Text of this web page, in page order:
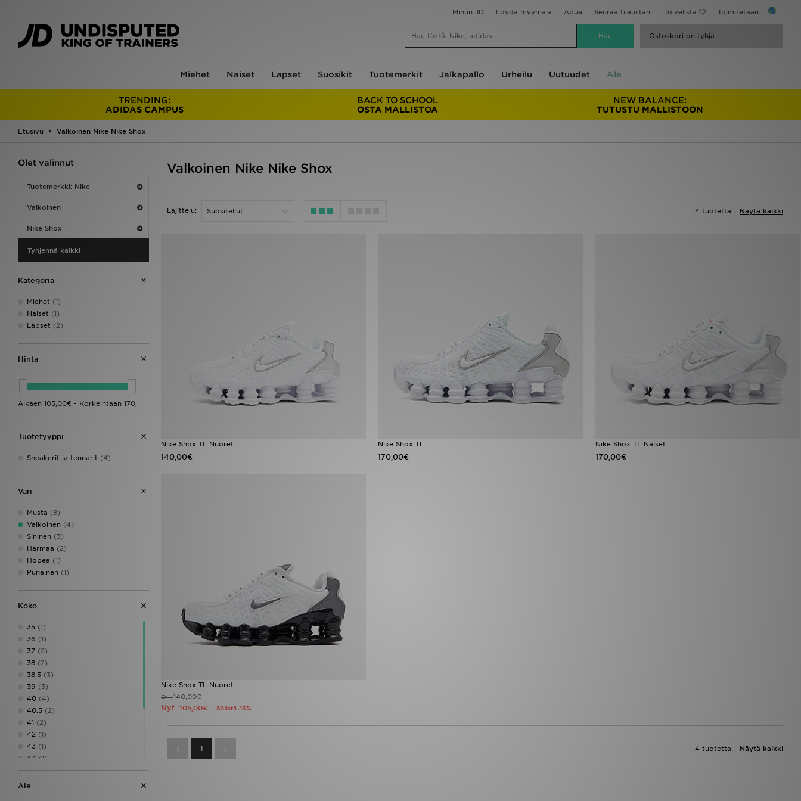
Minun JD Löydä myymälä Apua Seuraa tilaustani Toivelista Toimitetaan...
Ostoskori on tyhjä
Miehet Naiset Lapset Suosikit Tuotemerkit Jalkapallo Urheilu Uutuudet Ale
TRENDING:
ADIDAS CAMPUS
BACK TO SCHOOL
OSTA MALLISTOA
NEW BALANCE:
TUTUSTU MALLISTOON
Etusivu Valkoinen Nike Nike Shox
Olet valinnut
Tuotemerkki: Nike
Valkoinen
Nike Shox
Tyhjennä kaikki
Kategoria
Miehet (1)
Naiset (1)
Lapset (2)
Hinta
Tuotetyyppi
Sneakerit ja tennarit (4)
Väri
Musta (8)
Valkoinen (4)
Sininen (3)
Harmaa (2)
Hopea (1)
Punainen (1)
Koko
35 (1)
36 (1)
37 (2)
38 (2)
38.5 (3)
39 (3)
40 (4)
40.5 (2)
41 (2)
42 (1)
43 (1)
44 (1)
44.5(1)
Ale
Valkoinen Nike Nike Shox
Lajittelu: Näytä kaikki
4 tuotetta:
Nike Shox TL Nuoret
140,00€
Nike Shox TL
170,00€
Nike Shox TL Naiset
170,00€
Nike Shox TL Nuoret
Oli140,00€
Nyt 105,00€ Säästä 25%
1 Näytä kaikki
4 tuotetta: